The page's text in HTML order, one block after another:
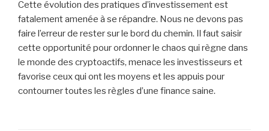
Cette évolution des pratiques d’investissement est
fatalement amenée à se répandre. Nous ne devons pas
faire l’erreur de rester sur le bord du chemin. Il faut saisir
cette opportunité pour ordonner le chaos qui règne dans
le monde des cryptoactifs, menace les investisseurs et
favorise ceux qui ont les moyens et les appuis pour
contourner toutes les règles d’une finance saine.